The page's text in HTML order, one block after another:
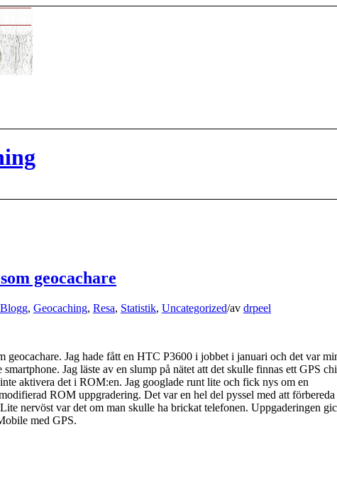
geocachare
Blogg, Geocaching, Resa, Statistik, Uncategorized/av drpeel
geocachare. Jag hade fått en HTC P3600 i jobbet i januari och det var
Jag läste av en slump på nätet att det skulle finnas ett GPS
aktivera det i ROM:en. Jag googlade runt lite och fick nys om en
ROM uppgradering. Det var en hel del pyssel med att förbereda
nervöst var det om man skulle ha brickat telefonen. Uppgaderingen
med GPS.